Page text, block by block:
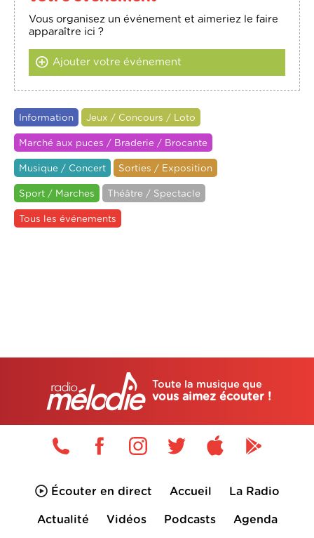
Vous organisez un événement et aimeriez le faire
apparaître ici ?
Ajouter votre événement
Information Jeux / Concours / Loto
Marché aux puces / Braderie / Brocante
Musique / Concert Sorties / Exposition
Sport / Marches Théâtre / Spectacle
Tous les événements
Toute la musique que
vous aimez écouter !
Écouter en direct Accueil La Radio
Actualité Vidéos Podcasts Agenda